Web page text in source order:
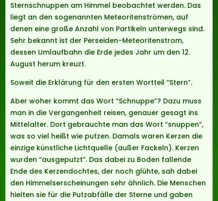
Sternschnuppen am Himmel beobachtet werden. Das
liegt an den sogenannten Meteoritenströmen, auf
denen eine große Anzahl von Partikeln unterwegs sind.
Sehr bekannt ist der Perseiden-Meteoritenstrom,
dessen Umlaufbahn die Erde jedes Jahr um den 12.
August herum kreuzt.
Soweit die Erklärung für den ersten Wortteil “Stern”.
Aber woher kommt das Wort “Schnuppe”? Dazu muss
man in die Vergangenheit reisen, genauer gesagt ins
Mittelalter. Dort gebrauchte man das Wort “snuppen”,
was so viel heißt wie putzen. Damals waren Kerzen die
einzige künstliche Lichtquelle (außer Fackeln). Kerzen
wurden “ausgeputzt”. Das dabei zu Boden fallende
Ende des Kerzendochtes, der noch glühte, sah dabei
den Himmelserscheinungen sehr ähnlich. Die Menschen
hielten sie für die Putzabfälle der Sterne und gaben